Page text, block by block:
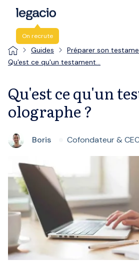
On recrute
Guides
Préparer son
Qu'est ce qu'un testament…
Qu'est ce qu'un
olographe ?
Boris Cofondateur &